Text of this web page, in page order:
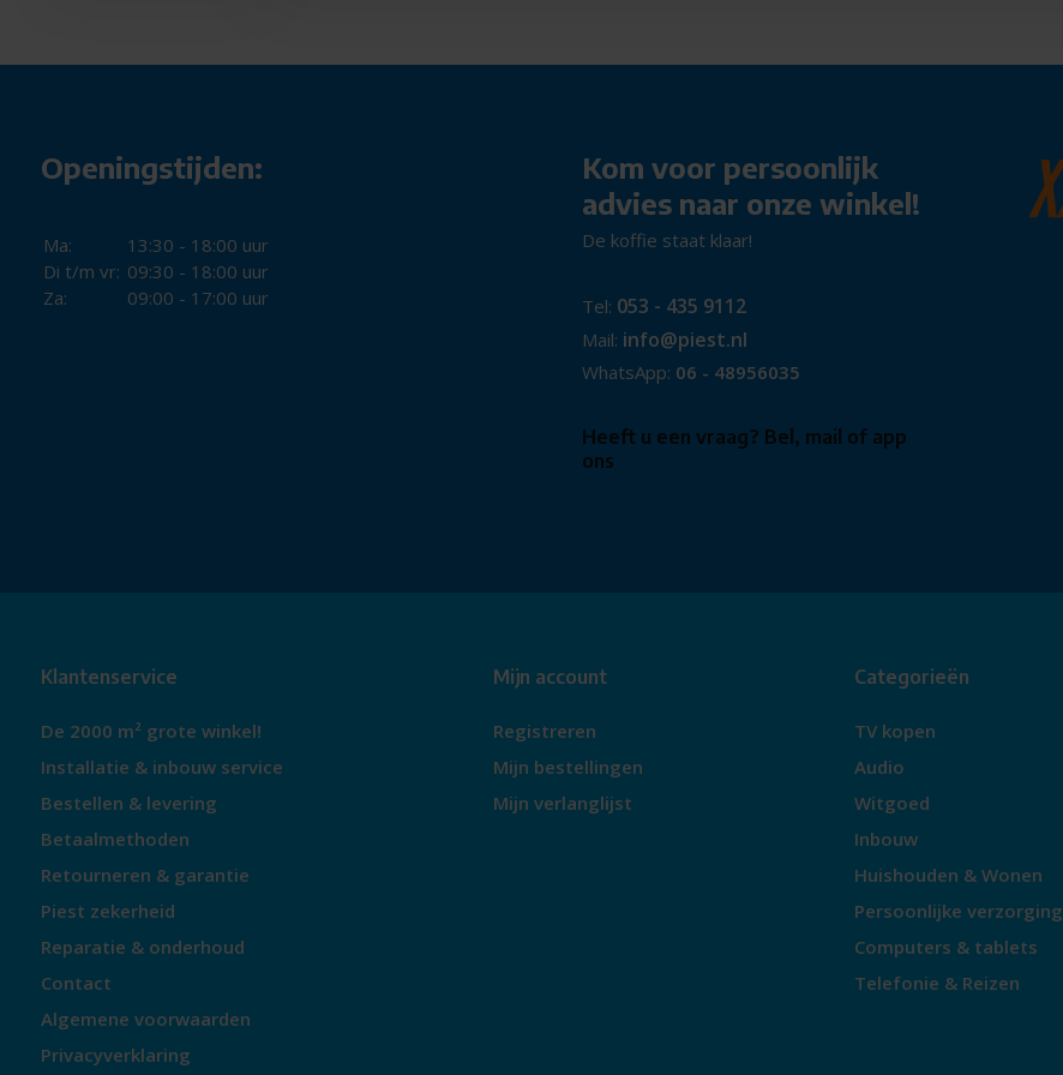
Compatibel met Windows, macOS en Linux: flexibel inzetbaar
De Rapoo Wired Combo NX2000 is ideaal als je een betaalbare en betrouwbare set zoekt
Openingstijden:
Ma:
13:30 - 18:00 uur
Di t/m vr: 09:30 - 18:00 uur
Za:
09:00 - 17:00 uur
Kom voor persoonlijk
advies naar onze winkel!
De koffie staat klaar!
Tel: 053 - 435 9112
Mail: info@piest.nl
WhatsApp: 06 - 48956035
Heeft u een vraag? Bel, mail of app
ons
Klantenservice
De 2000 m² grote winkel!
Installatie & inbouw service
Bestellen & levering
Betaalmethoden
Retourneren & garantie
Piest zekerheid
Reparatie & onderhoud
Contact
Algemene voorwaarden
Privacyverklaring
Mijn account
Registreren
Mijn bestellingen
Mijn verlanglijst
Categorieën
TV kopen
Audio
Witgoed
Inbouw
Huishouden & Wonen
Persoonlijke verzorging
Computers & tablets
Telefonie & Reizen